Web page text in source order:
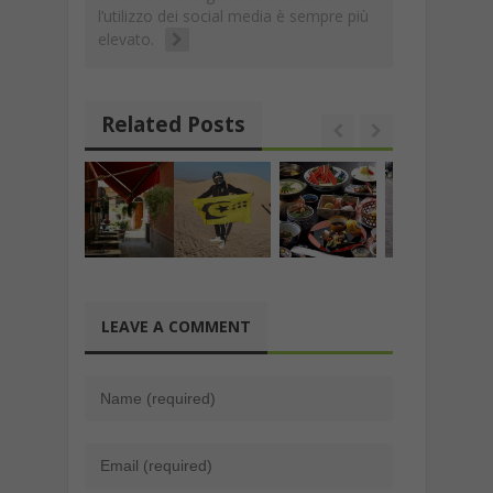
l’utilizzo dei social media è sempre più
elevato.
Related Posts
LEAVE A COMMENT